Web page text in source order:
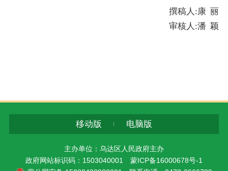
撰稿人 :康 丽
审核人 :潘 颖
移动版 电脑版
主办单位：乌达区人民政府主办
政府网站标识码：1503040001 蒙ICP备16000678号-1